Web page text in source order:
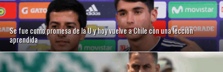
Se fue como promesa de la U y hoy vuelve a Chile con una lección
aprendida